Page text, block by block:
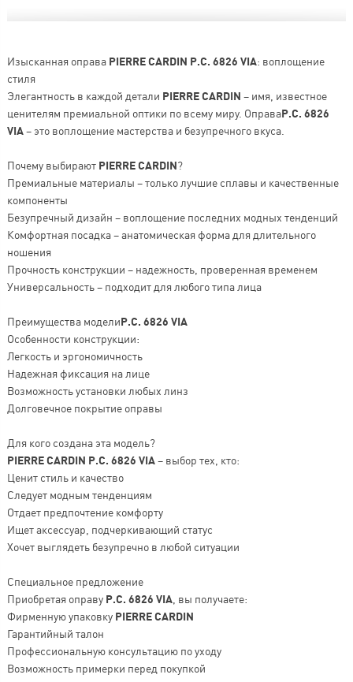
Изысканная оправа PIERRE CARDIN P.C. 6826 VIA: воплощение
стиля
Элегантность в каждой детали PIERRE CARDIN – имя, известное
ценителям премиальной оптики по всему миру. ОправаP.C. 6826
VIA– это воплощение мастерства и безупречного вкуса.
Почему выбирают PIERRE CARDIN?
Премиальные материалы – только лучшие сплавы и качественные
компоненты
Безупречный дизайн – воплощение последних модных тенденций
Комфортная посадка – анатомическая форма для длительного
ношения
Прочность конструкции – надежность, проверенная временем
Универсальность – подходит для любого типа лица
Преимущества моделиP.C. 6826 VIA
Особенности конструкции:
Легкость и эргономичность
Надежная фиксация на лице
Возможность установки любых линз
Долговечное покрытие оправы
Для кого создана эта модель?
PIERRE CARDIN P.C. 6826 VIA– выбор тех, кто:
Ценит стиль и качество
Следует модным тенденциям
Отдает предпочтение комфорту
Ищет аксессуар, подчеркивающий статус
Хочет выглядеть безупречно в любой ситуации
Специальное предложение
Приобретая оправу P.C. 6826 VIA, вы получаете:
Фирменную упаковку PIERRE CARDIN
Гарантийный талон
Профессиональную консультацию по уходу
Возможность примерки перед покупкой